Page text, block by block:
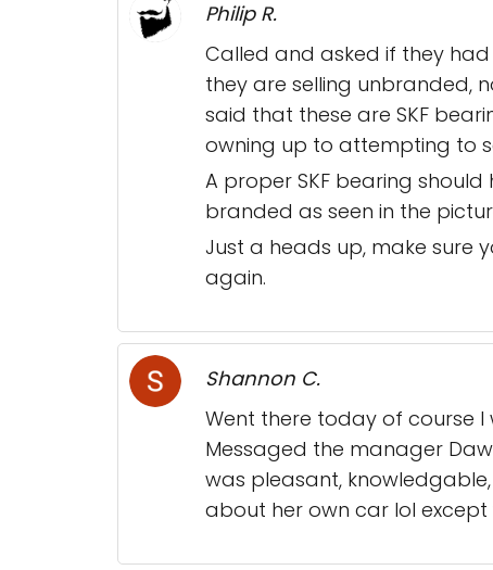
Philip R.
Called and asked if they
they are selling unbranded,
said that these are SKF
owning up to attempting to
A proper SKF bearing
branded as seen in the
Just a heads up, make sure
again.
Shannon C.
Went there today of course I
Messaged the manager
was pleasant,
about her own car lol